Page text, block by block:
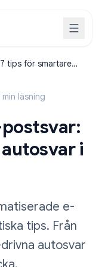
tips för smartare
min läsning
i
e-
tips. Från
autosvar